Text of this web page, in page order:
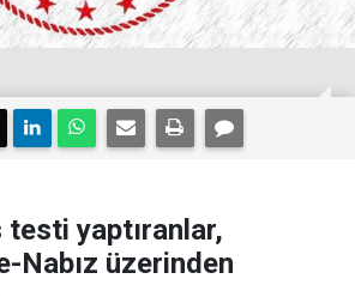
yaptıranlar,
Nabız üzerinden